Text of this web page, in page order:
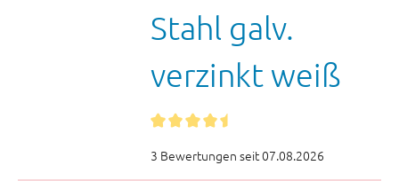
Stahl galv.
verzinkt weiß
3 Bewertungen seit 07.08.2026